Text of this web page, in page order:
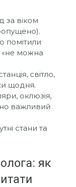
за віком
помітили
«не можна
світло,
щодня.
оклюзія,
важливий
стани та
як